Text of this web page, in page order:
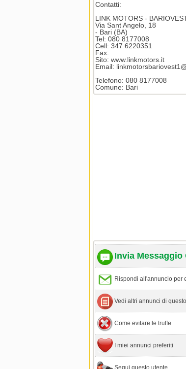
Contatti:
LINK MOTORS -
Via Sant Angelo, 18
- Bari (BA)
Tel: 080 8177008
Cell: 347 6220351
Fax:
Sito: www.linkmotors.it
Email:
Telefono: 080 8177008
Comune: Bari
Invia Messaggio
Rispondi all'annuncio per
Vedi altri annunci di
Come evitare le truffe
I miei annunci preferiti
Segui questo utente